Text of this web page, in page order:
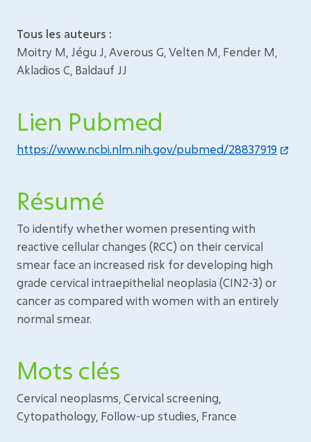
Tous les auteurs :
Moitry M, Jégu J, Averous G, Velten M, Fender M,
Akladios C, Baldauf JJ
Lien Pubmed
https://www.ncbi.nlm.nih.gov/pubmed/28837919
Résumé
To identify whether women presenting with
reactive cellular changes (RCC) on their cervical
smear face an increased risk for developing high
grade cervical intraepithelial neoplasia (CIN2-3) or
cancer as compared with women with an entirely
normal smear.
Mots clés
Cervical neoplasms, Cervical screening,
Cytopathology, Follow-up studies, France